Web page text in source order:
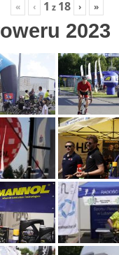
« ‹ 1 z 18 › »
2023